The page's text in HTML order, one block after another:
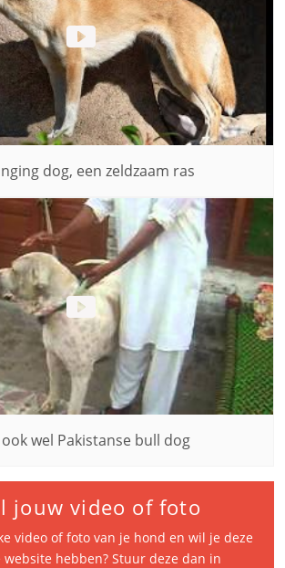
dog, een zeldzaam ras
wel Pakistanse bull dog
jouw video of foto
video of foto van je hond en wil je deze
website hebben? Stuur deze dan in